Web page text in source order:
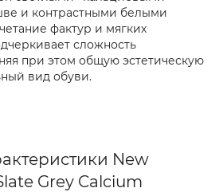
и контрастными белыми
фактур и мягких
сложность
при этом общую эстетическую
вид обуви.
New
Grey Calcium